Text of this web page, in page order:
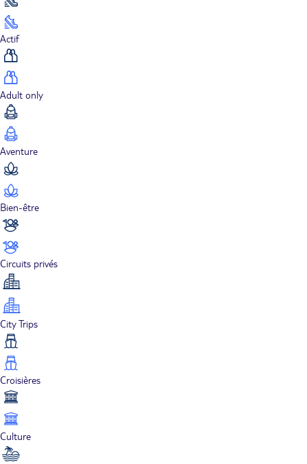
Actif
Adult only
Aventure
Bien-être
Circuits privés
City Trips
Croisières
Culture